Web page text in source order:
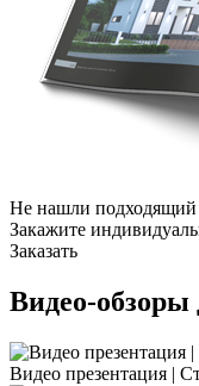
Не нашли подходящий
Закажите
Заказать
Видео-обзоры
Видео презентация |